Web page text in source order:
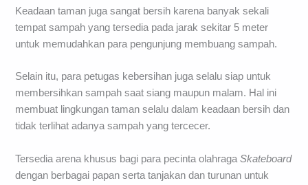
Keadaan taman juga sangat bersih karena banyak sekali
tempat sampah yang tersedia pada jarak sekitar 5 meter
untuk memudahkan para pengunjung membuang sampah.
Selain itu, para petugas kebersihan juga selalu siap untuk
membersihkan sampah saat siang maupun malam. Hal ini
membuat lingkungan taman selalu dalam keadaan bersih dan
tidak terlihat adanya sampah yang tercecer.
Tersedia arena khusus bagi para pecinta olahragaSkateboard
dengan berbagai papan serta tanjakan dan turunan untuk